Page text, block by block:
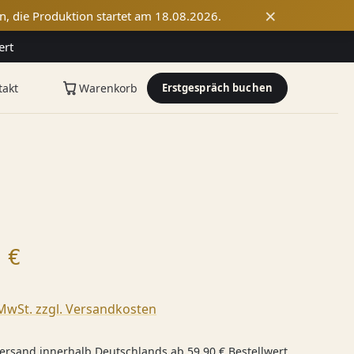
die Produktion startet am 18.08.2026. ×
Warenkorb Erstgespräch buchen
Preis:
zzgl. Versandkosten